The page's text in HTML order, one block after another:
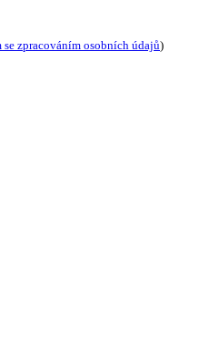
se zpracováním osobních údajů)